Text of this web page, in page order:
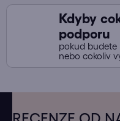
Kdyby
podporu
pokud
nebo cokoliv